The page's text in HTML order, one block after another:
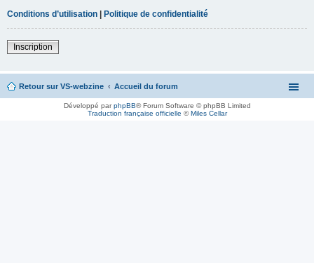
Conditions d’utilisation | Politique de confidentialité
Inscription
Retour sur VS-webzine Accueil du forum
Développé parphpBB® Forum Software © phpBB Limited
Traduction française officielle ©Miles Cellar